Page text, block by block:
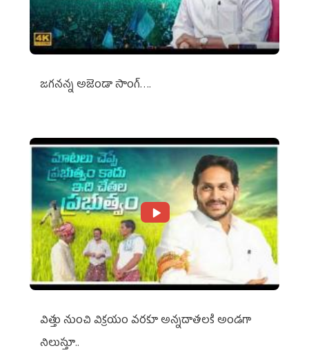
జగనన్న అజెండా సాంగ్….
విత్తు నుంచి విక్రయం వరకూ అన్నదాతలకి అండగా
నిలుస్తూ..